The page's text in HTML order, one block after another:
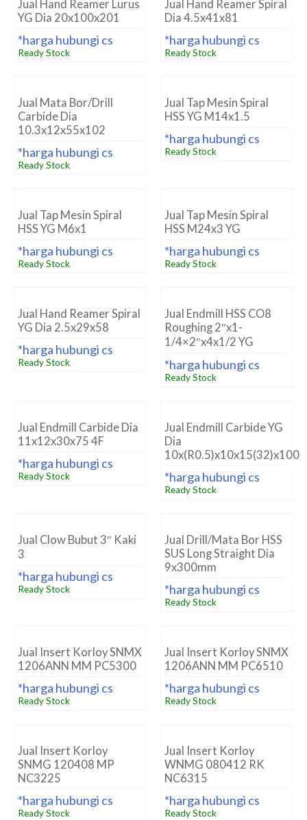
Jual Hand Reamer Lurus
YG Dia 20x100x201
*harga hubungi cs
Ready Stock
Jual Hand Reamer Spiral
Dia 4.5x41x81
*harga hubungi cs
Ready Stock
Jual Mata Bor/Drill
Carbide Dia
10.3x12x55x102
*harga hubungi cs
Ready Stock
Jual Tap Mesin Spiral
HSS YG M14x1.5
*harga hubungi cs
Ready Stock
Jual Tap Mesin Spiral
HSS YG M6x1
*harga hubungi cs
Ready Stock
Jual Tap Mesin Spiral
HSS M24x3 YG
*harga hubungi cs
Ready Stock
Jual Hand Reamer Spiral
YG Dia 2.5x29x58
*harga hubungi cs
Ready Stock
Jual Endmill HSS CO8
Roughing 2″x1-
1/4×2″x4x1/2 YG
*harga hubungi cs
Ready Stock
Jual Endmill Carbide Dia
11x12x30x75 4F
*harga hubungi cs
Ready Stock
Jual Endmill Carbide YG
Dia
10x(R0.5)x10x15(32)x100
*harga hubungi cs
Ready Stock
Jual Clow Bubut 3″ Kaki
3
*harga hubungi cs
Ready Stock
Jual Drill/Mata Bor HSS
SUS Long Straight Dia
9x300mm
*harga hubungi cs
Ready Stock
Jual Insert Korloy SNMX
1206ANN MM PC5300
*harga hubungi cs
Ready Stock
Jual Insert Korloy SNMX
1206ANN MM PC6510
*harga hubungi cs
Ready Stock
Jual Insert Korloy
SNMG 120408 MP
NC3225
*harga hubungi cs
Ready Stock
Jual Insert Korloy
WNMG 080412 RK
NC6315
*harga hubungi cs
Ready Stock